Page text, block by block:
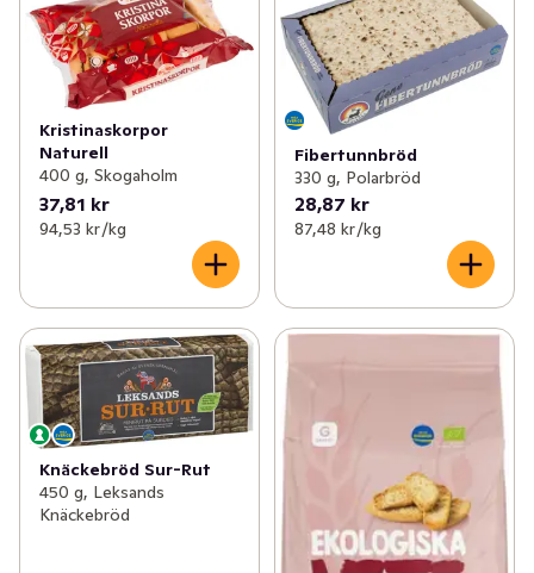
Kristinaskorpor
Naturell
400 g, Skogaholm
37,81 kr
94,53 kr /kg
Fibertunnbröd
330 g, Polarbröd
28,87 kr
87,48 kr /kg
Knäckebröd Sur-Rut
450 g, Leksands
Knäckebröd